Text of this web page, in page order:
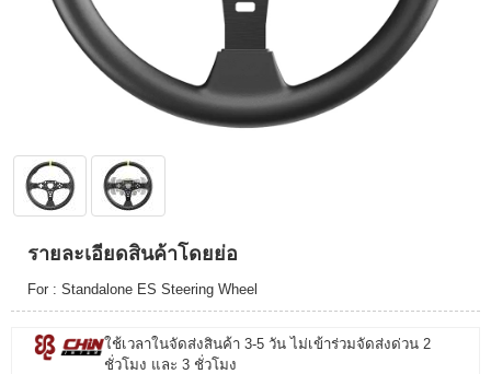
รายละเอียดสินค้าโดยย่อ
For : Standalone ES Steering Wheel
ใช้เวลาในจัดส่งสินค้า 3-5 วัน ไม่เข้าร่วมจัดส่งด่วน 2
ชั่วโมง และ 3 ชั่วโมง